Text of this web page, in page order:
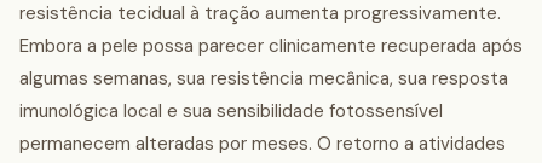
resistência tecidual à tração aumenta progressivamente.
Embora a pele possa parecer clinicamente recuperada após
algumas semanas, sua resistência mecânica, sua resposta
imunológica local e sua sensibilidade fotossensível
permanecem alteradas por meses. O retorno a atividades